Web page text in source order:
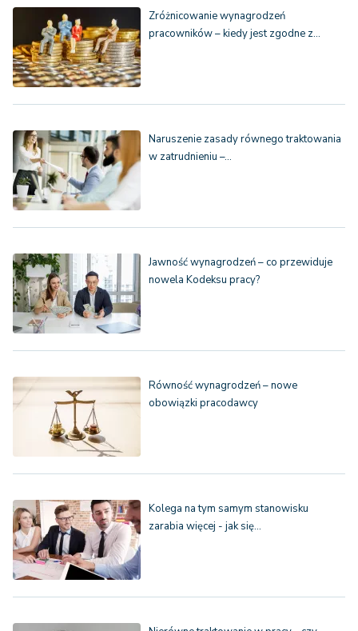
Zróżnicowanie wynagrodzeń
pracowników – kiedy jest zgodne z…
Naruszenie zasady równego traktowania
w zatrudnieniu –…
Jawność wynagrodzeń – co przewiduje
nowela Kodeksu pracy?
Równość wynagrodzeń – nowe
obowiązki pracodawcy
Kolega na tym samym stanowisku
zarabia więcej - jak się…